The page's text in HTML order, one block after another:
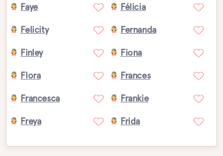
Faye Félicia
Felicity Fernanda
Finley Fiona
Flora Frances
Francesca Frankie
Freya Frida